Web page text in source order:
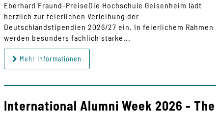
Eberhard Fraund-PreiseDie Hochschule Geisenheim lädt
herzlich zur feierlichen Verleihung der
Deutschlandstipendien 2026/27 ein. In feierlichem Rahmen
werden besonders fachlich starke...
Mehr Informationen
International Alumni Week 2026 - The